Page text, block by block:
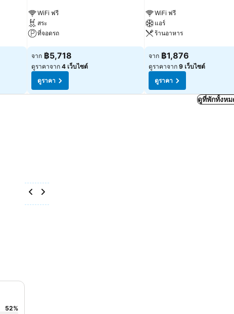
WiFi ฟรี
สระ
ที่จอดรถ
ดูราคา
จาก ฿5,718
ดูราคาจาก 4 เว็บไซต์
ดูราคา
WiFi ฟรี
แอร์
ร้านอาหาร
ดูราคา
จาก ฿1,876
ดูราคาจาก 9 เว็บไซต์
ดูราคา
ดูที่พักทั้งหม
52%